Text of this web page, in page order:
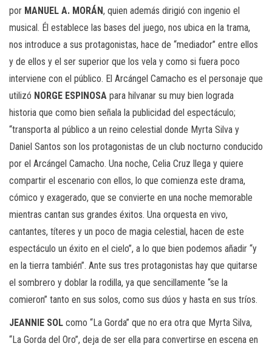
por MANUEL A. MORÁN, quien además dirigió con ingenio el
musical. Él establece las bases del juego, nos ubica en la trama,
nos introduce a sus protagonistas, hace de “mediador” entre ellos
y de ellos y el ser superior que los vela y como si fuera poco
interviene con el público. El Arcángel Camacho es el personaje que
utilizó NORGE ESPINOSA para hilvanar su muy bien lograda
historia que como bien señala la publicidad del espectáculo;
“transporta al público a un reino celestial donde Myrta Silva y
Daniel Santos son los protagonistas de un club nocturno conducido
por el Arcángel Camacho. Una noche, Celia Cruz llega y quiere
compartir el escenario con ellos, lo que comienza este drama,
cómico y exagerado, que se convierte en una noche memorable
mientras cantan sus grandes éxitos. Una orquesta en vivo,
cantantes, títeres y un poco de magia celestial, hacen de este
espectáculo un éxito en el cielo”, a lo que bien podemos añadir “y
en la tierra también”. Ante sus tres protagonistas hay que quitarse
el sombrero y doblar la rodilla, ya que sencillamente “se la
comieron” tanto en sus solos, como sus dúos y hasta en sus tríos.
JEANNIE SOL como “La Gorda” que no era otra que Myrta Silva,
“La Gorda del Oro”, deja de ser ella para convertirse en escena en